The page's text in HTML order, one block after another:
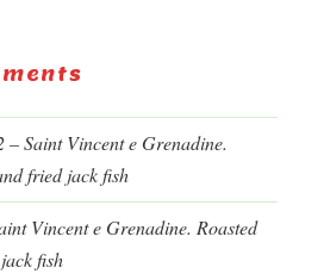
– Saint Vincent e Grenadine.
fried jack fish
Vincent e Grenadine. Roasted
fish